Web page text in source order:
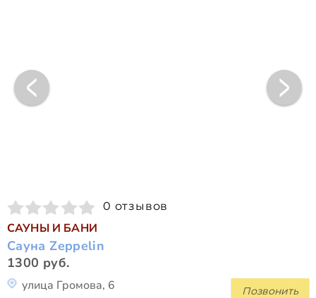
0 отзывов
САУНЫ И БАНИ
Сауна Zeppelin
1300 руб.
Позвонить
улица Громова, 6